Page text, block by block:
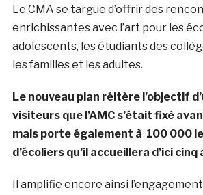
Le CMA se targue d’offrir des
enrichissantes avec l’art pour les
adolescents, les étudiants des
les familles et les adultes.
Le nouveau plan réitère l’objectif
visiteurs que l’AMC s’était fixé
mais porte également à 100 000
d’écoliers qu’il accueillera d’ici cinq
Il amplifie encore ainsi